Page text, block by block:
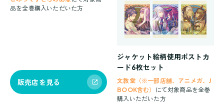
品を全巻購入いただいた方
販売店を見る
ジャケット絵柄使用ポストカ
ード6枚セット
文教堂（※一部店舗、アニメガ、J
BOOK含む）
にて対象商品を全巻
購入いただいた方